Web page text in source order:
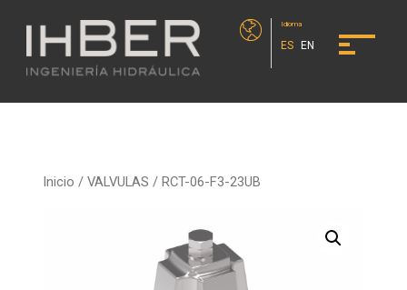
Idioma
ES EN
Inicio /VALVULAS / RCT-06-F3-23UB